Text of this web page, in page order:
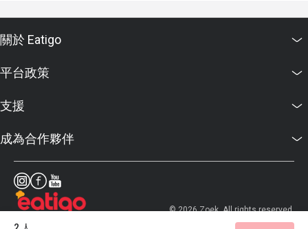
- 吞拿魚壽司
- 甜蝦壽司
包括汽水套餐、精選葡萄酒、招牌雞尾酒、精選啤酒
- 汽水套餐 480++ 泰銖/位，包括招牌無酒精雞尾酒、
汽水、礦泉水
- 兒童價格 1,950++ 泰銖 (5 - 11 歲) * 五歲以下兒童免
費用餐。菜單亮點： - 9 隻新鮮開殼進口生蠔
關於 Eatigo
平台政策
支援
成為合作夥伴
© 2026 Zoek. All rights reserved.